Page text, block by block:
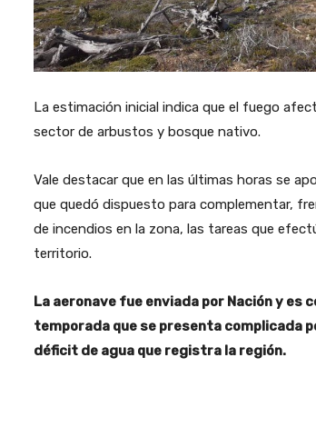
La estimación inicial indica que el fuego
sector de arbustos y bosque nativo.
Vale destacar que en las últimas horas se
que quedó dispuesto para complementar,
de incendios en la zona, las tareas que
territorio.
La aeronave fue enviada por Nación y es
temporada que se presenta complicada
déficit de agua que registra la región.